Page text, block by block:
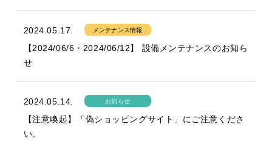
2024.05.17. メンテナンス情報
【2024/06/6・2024/06/12】 設備メンテナンスのお知ら
せ
2024.05.14. お知らせ
【注意喚起】「偽ショッピングサイト」にご注意くださ
い。